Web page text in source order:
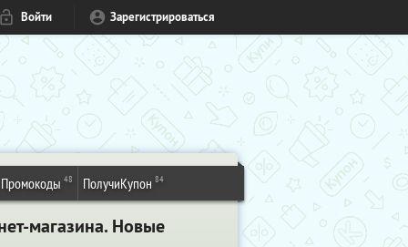
Войти Зарегистрироваться
Промокоды 48 ПолучиКупон 84
магазина. Новые